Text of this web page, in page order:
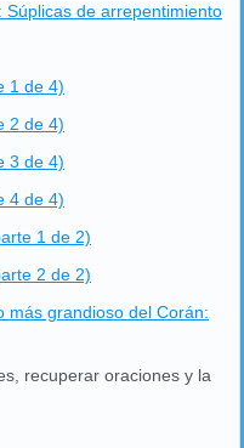
de arrepentimiento
1 de 4)
2 de 4)
3 de 4)
4 de 4)
1 de 2)
2 de 2)
más grandioso del Corán:
recuperar oraciones y la